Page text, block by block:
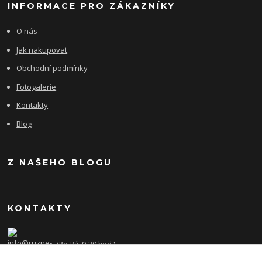
INFORMACE PRO ZÁKAZNÍKY
O nás
Jak nakupovat
Obchodní podmínky
Fotogalerie
Kontakty
Blog
Z NAŠEHO BLOGU
KONTAKTY
(Po-Pá, 9-20 hod.)